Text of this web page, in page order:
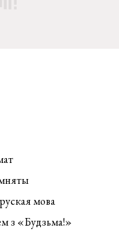
мова
з «Будзьма!»